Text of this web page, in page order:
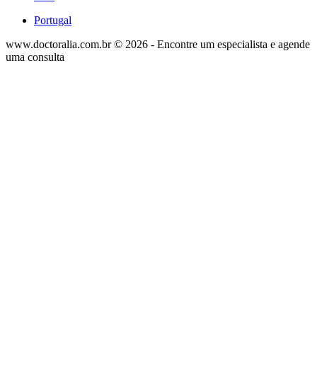
Portugal
www.doctoralia.com.br © 2026 - Encontre um especialista e agende
uma consulta